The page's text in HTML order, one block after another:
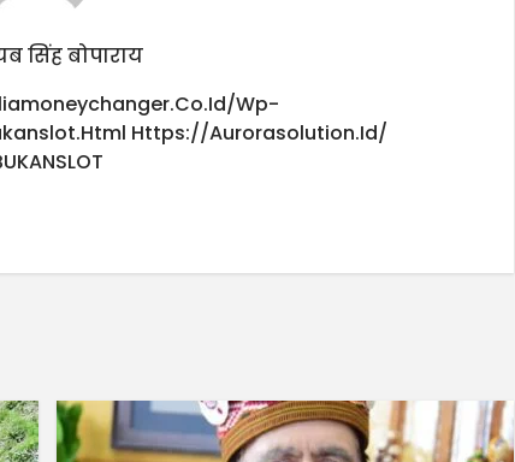
सिंह बोपाराय
wp-
Https://aurorasolution.id/